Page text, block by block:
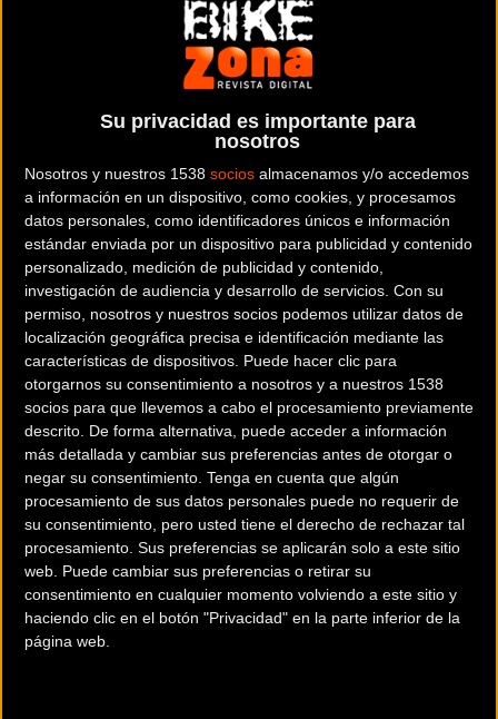
Su privacidad es importante para
nosotros
Nosotros y nuestros 1538 socios almacenamos y/o accedemos
a información en un dispositivo, como cookies, y procesamos
datos personales, como identificadores únicos e información
estándar enviada por un dispositivo para publicidad y contenido
personalizado, medición de publicidad y contenido,
investigación de audiencia y desarrollo de servicios. Con su
permiso, nosotros y nuestros socios podemos utilizar datos de
localización geográfica precisa e identificación mediante las
características de dispositivos. Puede hacer clic para
otorgarnos su consentimiento a nosotros y a nuestros 1538
socios para que llevemos a cabo el procesamiento previamente
descrito. De forma alternativa, puede acceder a información
más detallada y cambiar sus preferencias antes de otorgar o
negar su consentimiento. Tenga en cuenta que algún
procesamiento de sus datos personales puede no requerir de
su consentimiento, pero usted tiene el derecho de rechazar tal
procesamiento. Sus preferencias se aplicarán solo a este sitio
web. Puede cambiar sus preferencias o retirar su
consentimiento en cualquier momento volviendo a este sitio y
haciendo clic en el botón "Privacidad" en la parte inferior de la
página web.
TRANSPYR TRAVESÍA DOS MARES es un gran reto personal y
una de las aventuras de mountain bike más excitantes y
memorables en la que uno puede tomar parte. Una prueba
que permite sumergirse en los distintos valles, pueblos y
culturas de la vertiente sur de los Pirineos, cruzando y
uniendo Catalunya, Aragón, Navarra y Euskadi. Un
auténticoGraduado en Mountain Bikea afrontar al menos
una vez en la vida.
2015 marcará la sexta edición de esta prueba que ya se ha
consolidado en el calendario internacional de pruebas de
mountain bike por etapas.
TRANSPYR está solamente al alcance de ciclistas muy bien
preparados. El recorrido busca pisar el mínimo de carreteras
y de asfalto. Incorpora algunas duras subidas, tramos
MTB - Marcha